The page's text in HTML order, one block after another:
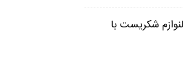
یار دلنوازم شکریست با